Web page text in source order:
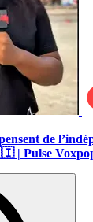
de
Pulse